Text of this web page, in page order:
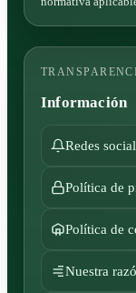
Información
Redes
Política de
Política de
Nuestra